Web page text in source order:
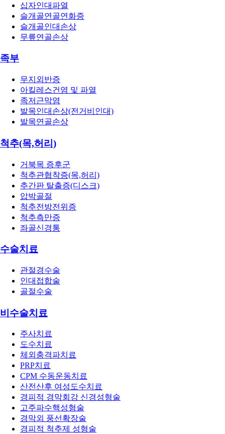
십자인대파열
슬개골연골연화증
슬개골인대손상
무릎연골손상
족부
무지외반증
아킬레스건염 및 파열
족저근막염
발목인대손상(전거비인대)
발목연골손상
척추(목,허리)
거북목 증후군
척추관협착증(목,허리)
추간판 탈출증(디스크)
압박골절
척추전방전위증
척추측만증
좌골신경통
수술치료
관절경수술
인대접합술
골절수술
비수술치료
주사치료
도수치료
체외충격파치료
PRP치료
CPM 수동운동치료
산전산후 여성도수치료
경피적 경막회강 신경성형술
고주파수핵성형술
경막외 풍선확장술
경피적 척추제 성형술